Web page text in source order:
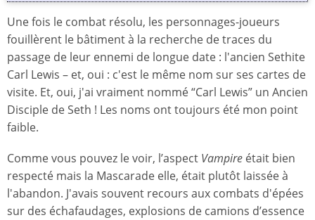
Une fois le combat résolu, les personnages-joueurs
fouillèrent le bâtiment à la recherche de traces du
passage de leur ennemi de longue date : l'ancien Sethite
Carl Lewis – et, oui : c'est le même nom sur ses cartes de
visite. Et, oui, j'ai vraiment nommé “Carl Lewis” un Ancien
Disciple de Seth ! Les noms ont toujours été mon point
faible.
Comme vous pouvez le voir, l’aspect Vampire était bien
respecté mais la Mascarade elle, était plutôt laissée à
l'abandon. J'avais souvent recours aux combats d'épées
sur des échafaudages, explosions de camions d’essence